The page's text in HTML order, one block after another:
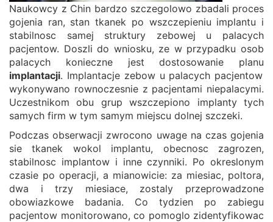
Naukowcy z Chin bardzo szczegolowo zbadali proces
gojenia ran, stan tkanek po wszczepieniu implantu i
stabilnosc samej struktury zebowej u palacych
pacjentow. Doszli do wniosku, ze w przypadku osob
palacych konieczne jest dostosowanie planu
implantacji. Implantacje zebow u palacych pacjentow
wykonywano rownoczesnie z pacjentami niepalacymi.
Uczestnikom obu grup wszczepiono implanty tych
samych firm w tym samym miejscu dolnej szczeki.
Podczas obserwacji zwrocono uwage na czas gojenia
sie tkanek wokol implantu, obecnosc zagrozen,
stabilnosc implantow i inne czynniki. Po okreslonym
czasie po operacji, a mianowicie: za miesiac, poltora,
dwa i trzy miesiace, zostaly przeprowadzone
obowiazkowe badania. Co tydzien po zabiegu
pacjentow monitorowano, co pomoglo zidentyfikowac